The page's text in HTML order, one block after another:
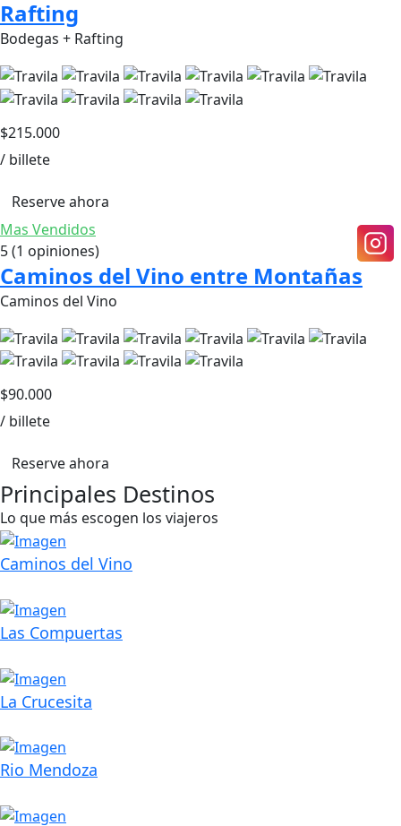
Rafting
Bodegas + Rafting
$215.000
/ billete
Reserve ahora
Mas Vendidos
5(1 opiniones)
Caminos del Vino entre Montañas
Caminos del Vino
$90.000
/ billete
Reserve ahora
Principales Destinos
Lo que más escogen los viajeros
Caminos del Vino
Las Compuertas
La Crucesita
Rio Mendoza